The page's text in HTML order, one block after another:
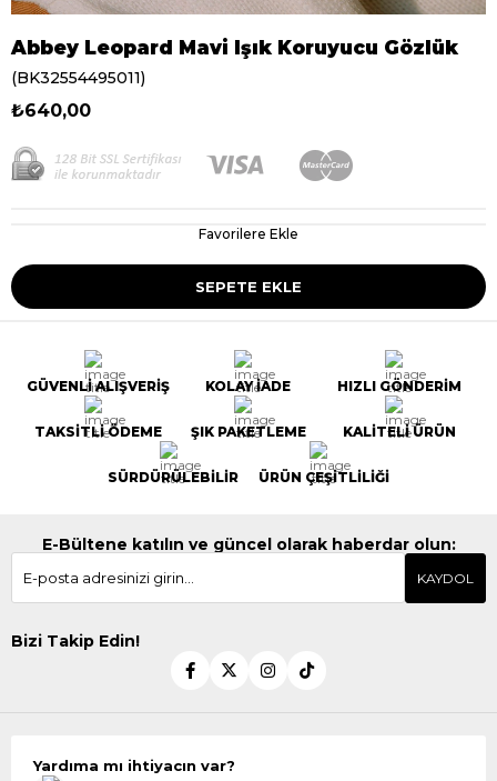
Abbey Leopard Mavi Işık Koruyucu Gözlük
(BK32554495011)
₺640,00
Favorilere Ekle
GÜVENLİ ALIŞVERİŞ KOLAY İADE HIZLI GÖNDERİM
TAKSİTLİ ÖDEME ŞIK PAKETLEME KALİTELİ ÜRÜN
SÜRDÜRÜLEBİLİR ÜRÜN ÇEŞİTLİLİĞİ
E-Bültene katılın ve güncel olarak haberdar olun:
KAYDOL
Bizi Takip Edin!
Yardıma mı ihtiyacın var?